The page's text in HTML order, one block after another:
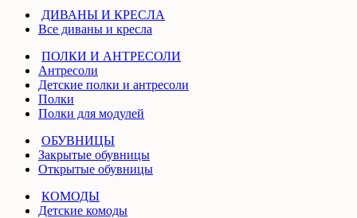
ДИВАНЫ И КРЕСЛА
Все диваны и кресла
ПОЛКИ И АНТРЕСОЛИ
Антресоли
Детские полки и антресоли
Полки
Полки для модулей
ОБУВНИЦЫ
Закрытые обувницы
Открытые обувницы
КОМОДЫ
Детские комоды